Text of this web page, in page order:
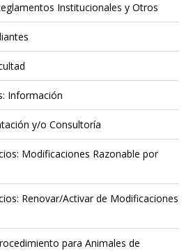
Institucionales y Otros
Información
y/o Consultoría
Modificaciones Razonable por
Renovar/Activar de Modificaciones
para Animales de